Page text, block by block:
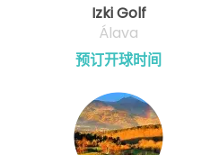
Izki Golf
Álava
预订开球时间